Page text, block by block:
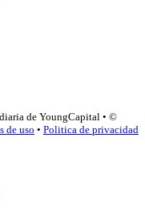
de YoungCapital • ©
de uso • Politica de privacidad